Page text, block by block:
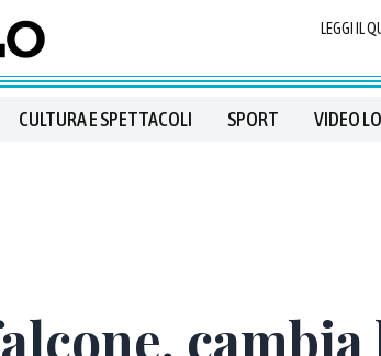
LEGGI IL
CULTURA E SPETTACOLI SPORT VIDEO
cambia